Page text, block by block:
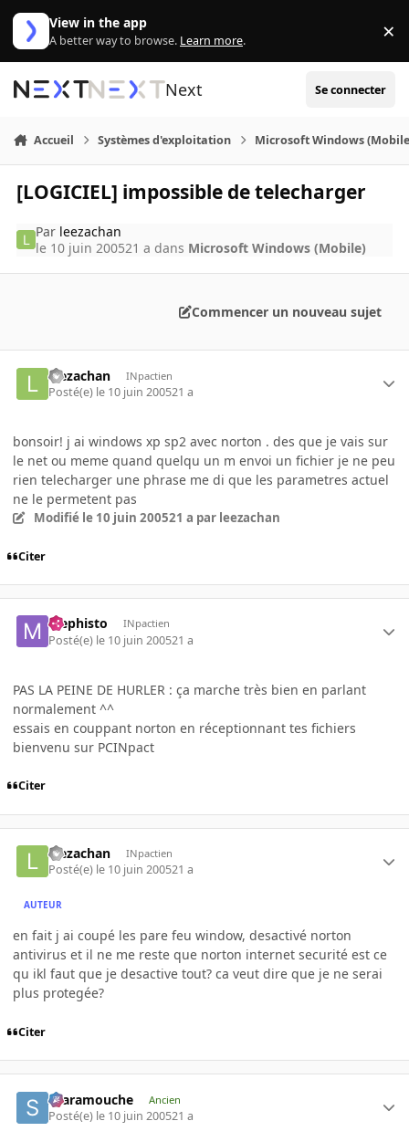
Aller au contenu
View in the app
A better way to browse. Learn more. ×
Next Se connecter
Accueil Systèmes d'exploitation Microsoft Windows
[LOGICIEL] impossible de telecharger
Par leezachan
le 10 juin 200521 a dans Microsoft Windows (Mobile)
Commencer un nouveau sujet
leezachan INpactien
Posté(e) le 10 juin 200521 a
bonsoir! j ai windows xp sp2 avec norton . des que je vais sur
le net ou meme quand quelqu un m envoi un fichier je ne peu
rien telecharger une phrase me di que les parametres actuel
ne le permetent pas
Modifié le 10 juin 200521 a par leezachan
Citer
Mephisto INpactien
Posté(e) le 10 juin 200521 a
PAS LA PEINE DE HURLER : ça marche très bien en parlant
normalement ^^
essais en couppant norton en réceptionnant tes fichiers
bienvenu sur PCINpact
Citer
leezachan INpactien
Posté(e) le 10 juin 200521 a
AUTEUR
en fait j ai coupé les pare feu window, desactivé norton
antivirus et il ne me reste que norton internet securité est ce
qu ikl faut que je desactive tout? ca veut dire que je ne serai
plus protegée?
Citer
Scaramouche Ancien
Posté(e) le 10 juin 200521 a